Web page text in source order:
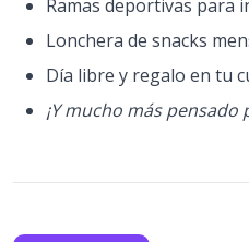
Ramas deportivas para
Lonchera de snacks
Día libre y regalo en tu
¡Y mucho más pensado